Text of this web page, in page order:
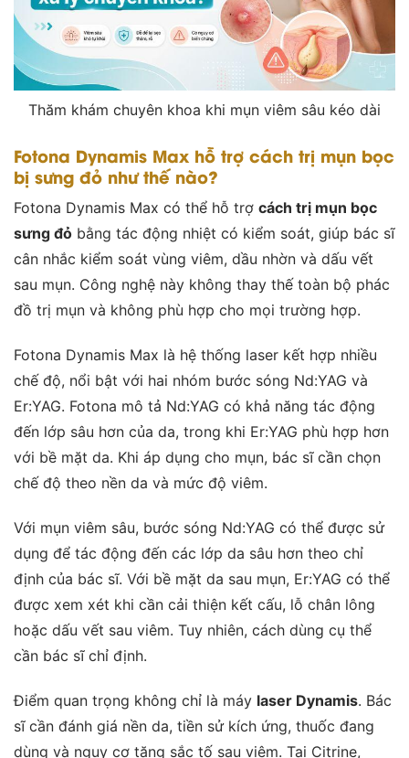
Thăm khám chuyên khoa khi mụn viêm sâu kéo dài
Fotona Dynamis Max hỗ trợ cách trị mụn bọc
bị sưng đỏ như thế nào?
Fotona Dynamis Max có thể hỗ trợ cách trị mụn bọc
sưng đỏ bằng tác động nhiệt có kiểm soát, giúp bác sĩ
cân nhắc kiểm soát vùng viêm, dầu nhờn và dấu vết
sau mụn. Công nghệ này không thay thế toàn bộ phác
đồ trị mụn và không phù hợp cho mọi trường hợp.
Fotona Dynamis Max là hệ thống laser kết hợp nhiều
chế độ, nổi bật với hai nhóm bước sóng Nd:YAG và
Er:YAG. Fotona mô tả Nd:YAG có khả năng tác động
đến lớp sâu hơn của da, trong khi Er:YAG phù hợp hơn
với bề mặt da. Khi áp dụng cho mụn, bác sĩ cần chọn
chế độ theo nền da và mức độ viêm.
Với mụn viêm sâu, bước sóng Nd:YAG có thể được sử
dụng để tác động đến các lớp da sâu hơn theo chỉ
định của bác sĩ. Với bề mặt da sau mụn, Er:YAG có thể
được xem xét khi cần cải thiện kết cấu, lỗ chân lông
hoặc dấu vết sau viêm. Tuy nhiên, cách dùng cụ thể
cần bác sĩ chỉ định.
Điểm quan trọng không chỉ là máy laser Dynamis. Bác
sĩ cần đánh giá nền da, tiền sử kích ứng, thuốc đang
dùng và nguy cơ tăng sắc tố sau viêm. Tại Citrine,